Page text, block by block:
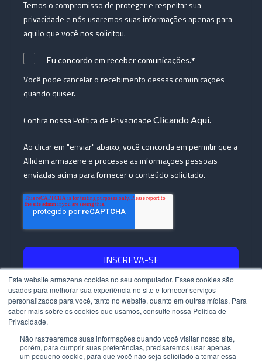
Este website armazena cookies no seu computador. Esses cookies são
usados ​​para melhorar sua experiência no site e fornecer serviços
personalizados para você, tanto no website, quanto em outras mídias. Para
saber mais sobre os cookies que usamos, consulte nossa Política de
Privacidade.
Não rastrearemos suas informações quando você visitar nosso site,
porém, para cumprir suas preferências, precisaremos usar apenas
um pequeno cookie, para que você não seja solicitado a tomar essa
Temos o compromisso de proteger e respeitar sua
privacidade e nós usaremos suas informações apenas para
aquilo que você nos solicitou.
Eu concordo em receber comunicações.*
Você pode cancelar o recebimento dessas comunicações
quando quiser.
Confira nossa Política de Privacidade Clicando Aqui.
Ao clicar em "enviar" abaixo, você concorda em permitir que a
Allidem armazene e processe as informações pessoais
enviadas acima para fornecer o conteúdo solicitado.
Copyright © 2023 - Allídem - Todos os direitos reservados.
Políticas de Privacidade |
Mapa do Blog